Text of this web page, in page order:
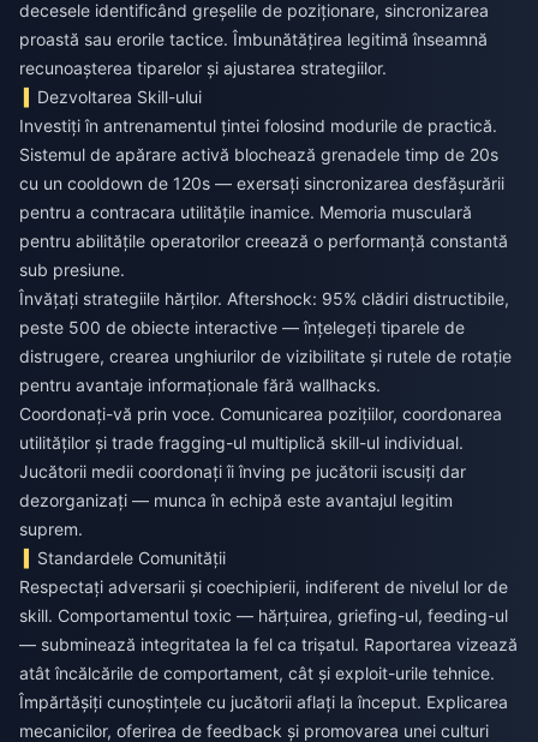
decesele identificând greșelile de poziționare, sincronizarea
proastă sau erorile tactice. Îmbunătățirea legitimă înseamnă
recunoașterea tiparelor și ajustarea strategiilor.
Dezvoltarea Skill-ului
Investiți în antrenamentul țintei folosind modurile de practică.
Sistemul de apărare activă blochează grenadele timp de 20s
cu un cooldown de 120s — exersați sincronizarea desfășurării
pentru a contracara utilitățile inamice. Memoria musculară
pentru abilitățile operatorilor creează o performanță constantă
sub presiune.
Învățați strategiile hărților. Aftershock: 95% clădiri distructibile,
peste 500 de obiecte interactive — înțelegeți tiparele de
distrugere, crearea unghiurilor de vizibilitate și rutele de rotație
pentru avantaje informaționale fără wallhacks.
Coordonați-vă prin voce. Comunicarea pozițiilor, coordonarea
utilităților și trade fragging-ul multiplică skill-ul individual.
Jucătorii medii coordonați îi înving pe jucătorii iscusiți dar
dezorganizați — munca în echipă este avantajul legitim
suprem.
Standardele Comunității
Respectați adversarii și coechipierii, indiferent de nivelul lor de
skill. Comportamentul toxic — hărțuirea, griefing-ul, feeding-ul
— subminează integritatea la fel ca trișatul. Raportarea vizează
atât încălcările de comportament, cât și exploit-urile tehnice.
Împărtășiți cunoștințele cu jucătorii aflați la început. Explicarea
mecanicilor, oferirea de feedback și promovarea unei culturi